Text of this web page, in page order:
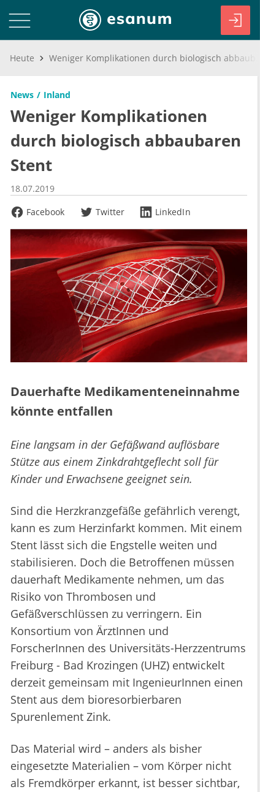
Heute
News Inland
Weniger Komplikationen
durch biologisch abbaubaren
Stent
18.07.2019
Facebook
Twitter LinkedIn
Dauerhafte Medikamenteneinnahme
könnte entfallen
Eine langsam in der Gefäßwand auflösbare
Stütze aus einem Zinkdrahtgeflecht soll für
Kinder und Erwachsene geeignet sein.
Sind die Herzkranzgefäße gefährlich verengt,
kann es zum Herzinfarkt kommen. Mit einem
Stent lässt sich die Engstelle weiten und
stabilisieren. Doch die Betroffenen müssen
dauerhaft Medikamente nehmen, um das
Risiko von Thrombosen und
Gefäßverschlüssen zu verringern. Ein
Konsortium von ÄrztInnen und
ForscherInnen des Universitäts-Herzzentrums
Freiburg - Bad Krozingen (UHZ) entwickelt
derzeit gemeinsam mit IngenieurInnen einen
Stent aus dem bioresorbierbaren
Spurenlement Zink.
Das Material wird – anders als bisher
eingesetzte Materialien – vom Körper nicht
als Fremdkörper erkannt, ist besser sichtbar,